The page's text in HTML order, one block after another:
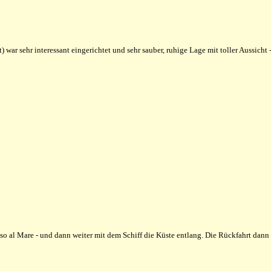
sehr interessant eingerichtet und sehr sauber, ruhige Lage mit toller
al Mare - und dann weiter mit dem Schiff die Küste entlang. Die Rückfahrt